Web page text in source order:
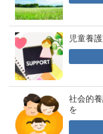
児童養
社会的
を